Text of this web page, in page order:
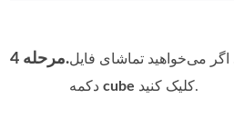
مرحله 4.اگر می‌خواهید تماشای فایل .dv را متوقف کنید، روی
دکمهcube کلیک کنید.